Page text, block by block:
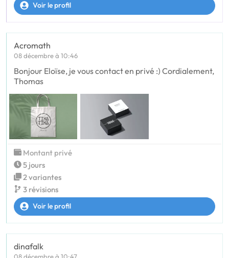
Voir le profil
Acromath
08 décembre à 10:46
Bonjour Eloïse, je vous contact en privé :) Cordialement,
Thomas
Montant privé
5 jours
2 variantes
3 révisions
Voir le profil
dinafalk
08 décembre à 10:47